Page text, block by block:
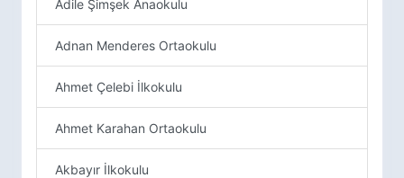
Adile Şimşek Anaokulu
Adnan Menderes Ortaokulu
Ahmet Çelebi İlkokulu
Ahmet Karahan Ortaokulu
Akbayır İlkokulu